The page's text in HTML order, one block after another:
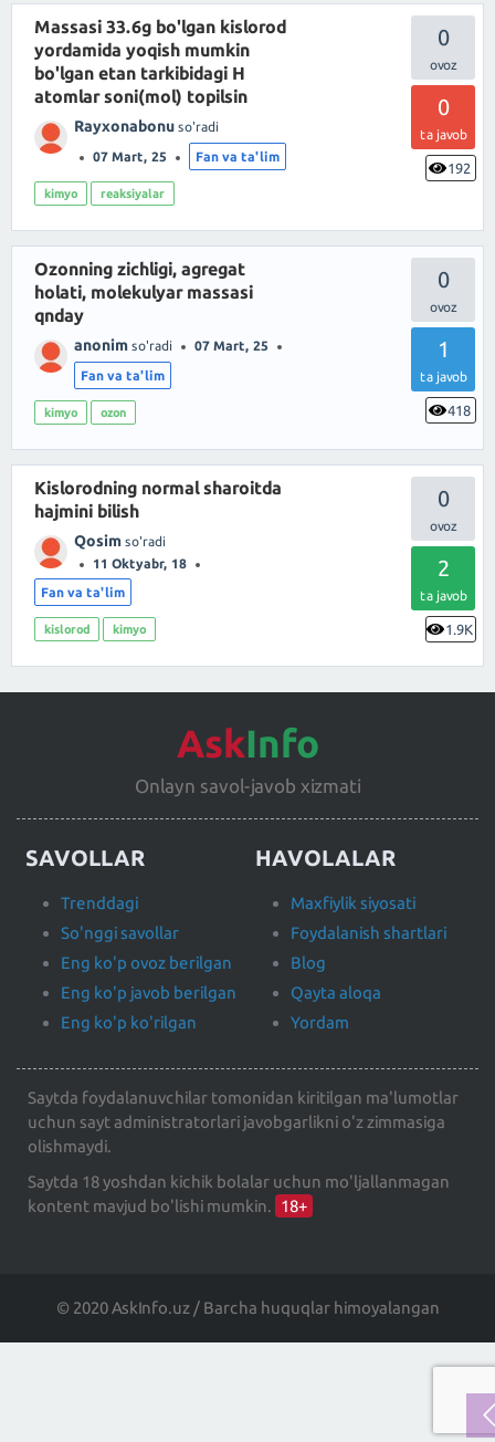
0
0
ta javob
192
Massasi 33.6g bo'lgan kislorod
yordamida yoqish mumkin
bo'lgan etan tarkibidagi H
atomlar soni(mol) topilsin
Rayxonabonu so'radi
07 Mart, 25 Fan va ta'lim
kimyo reaksiyalar
0
1
ta javob
418
Ozonning zichligi, agregat
holati, molekulyar massasi
qnday
anonim so'radi 07 Mart, 25
Fan va ta'lim
kimyo ozon
0
2
ta javob
1.9K
Kislorodning normal sharoitda
hajmini bilish
Qosim so'radi
11 Oktyabr, 18
Fan va ta'lim
kislorod kimyo
AskInfo
Onlayn savol-javob xizmati
SAVOLLAR
Trenddagi
So'nggi savollar
Eng ko'p ovoz berilgan
Eng ko'p javob berilgan
Eng ko'p ko'rilgan
HAVOLALAR
Maxfiylik siyosati
Foydalanish shartlari
Blog
Qayta aloqa
Yordam
Saytda foydalanuvchilar tomonidan kiritilgan ma'lumotlar
uchun sayt administratorlari javobgarlikni o'z zimmasiga
olishmaydi.
Saytda 18 yoshdan kichik bolalar uchun mo'ljallanmagan
kontent mavjud bo'lishi mumkin. 18+
© 2020 AskInfo.uz / Barcha huquqlar himoyalangan